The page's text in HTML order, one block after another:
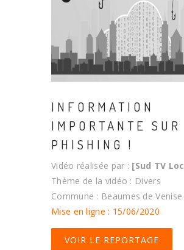
INFORMATION
IMPORTANTE SUR
PHISHING !
Vidéo réalisée par : [Sud TV
Thème de la vidéo : Divers
Commune : Beaumes de Venise
Mise en ligne : 15/06/2020
VOIR LE REPORTAGE